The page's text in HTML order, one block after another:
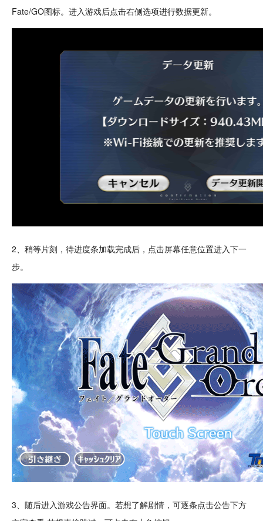
Fate/GO图标。进入游戏后点击右侧选项进行数据更新。
2、稍等片刻，待进度条加载完成后，点击屏幕任意位置进入下一
步。
3、随后进入游戏公告界面。若想了解剧情，可逐条点击公告下方